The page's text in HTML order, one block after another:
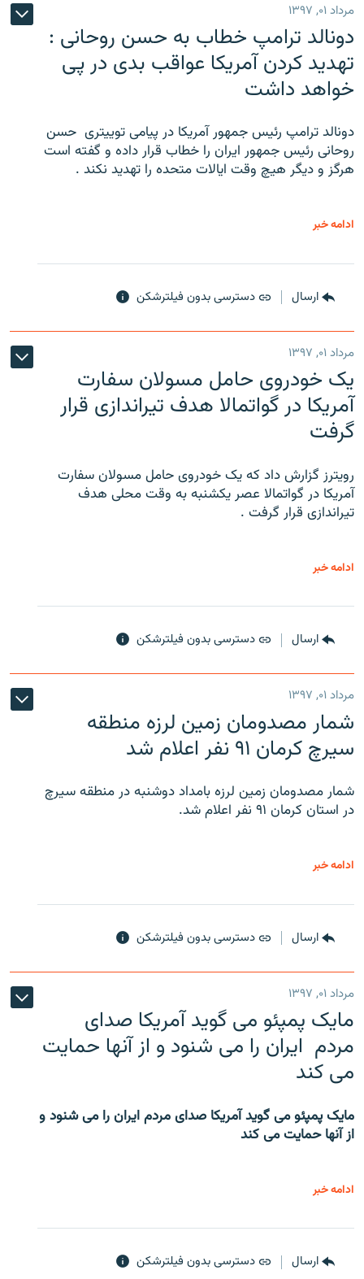
مرداد ۰۱, ۱۳۹۷
دونالد ترامپ خطاب به حسن روحانی :
تهدید کردن آمریکا عواقب بدی در پی
خواهد داشت
دونالد ترامپ رئیس جمهور آمریکا در پیامی توییتری ‌ حسن
روحانی رئیس جمهور ایران را خطاب قرار داده و گفته است
هرگز و دیگر هیچ وقت ایالات متحده را تهدید نکند .
ادامه خبر
ارسال دسترسی بدون فیلترشکن
مرداد ۰۱, ۱۳۹۷
یک خودروی حامل مسولان سفارت
آمریکا در گواتمالا هدف تیراندازی قرار
گرفت
رویترز گزارش داد که یک خودروی حامل مسولان سفارت
آمریکا در گواتمالا عصر یکشنبه به وقت محلی هدف
تیراندازی قرار گرفت .
ادامه خبر
ارسال دسترسی بدون فیلترشکن
مرداد ۰۱, ۱۳۹۷
شمار مصدومان زمین لرزه منطقه
سیرچ کرمان ۹۱ نفر اعلام شد
شمار مصدومان زمین لرزه بامداد دوشنبه در منطقه سیرچ
در استان کرمان ۹۱ نفر اعلام شد.
ادامه خبر
ارسال دسترسی بدون فیلترشکن
مرداد ۰۱, ۱۳۹۷
مایک پمپئو می گوید آمریکا صدای
مردم ایران را می شنود و از آنها حمایت
می کند
مایک پمپئو می گوید آمریکا صدای مردم ایران را می شنود و
از آنها حمایت می کند
ادامه خبر
ارسال دسترسی بدون فیلترشکن